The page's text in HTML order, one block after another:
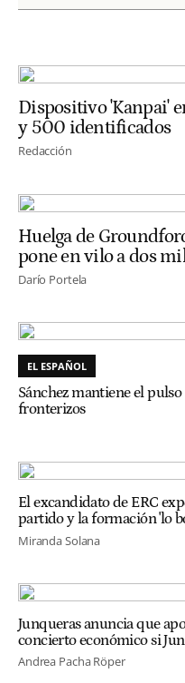
Dispositivo 'Kanpai'
y 500 identificados
Redacción
Huelga de
pone en vilo a dos
Darío Portela
EL ESPAÑOL
Sánchez mantiene el
fronterizos
El excandidato de ERC
partido y la formación 'lo
Miranda Solana
Junqueras anuncia que
concierto económico si
Andrea Pacha Röper